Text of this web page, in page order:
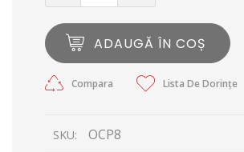
ADAUGĂ ÎN COȘ
Compara Lista De Dorințe
SKU: OCP8